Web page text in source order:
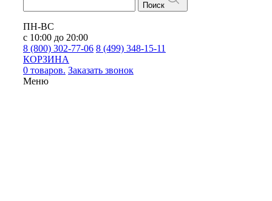
Поиск
ПН-ВС
с 10:00 до 20:00
8 (800) 302-77-06 8 (499) 348-15-11
КОРЗИНА
0 товаров. Заказать звонок
Меню